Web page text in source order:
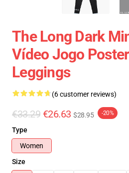
The Long Dark
Vídeo Jogo
Leggings
(6 customer reviews)
€33.29 €26.63 $28.95 -20%
Type
Women
Size